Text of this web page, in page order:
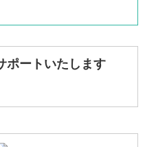
ポートいたします